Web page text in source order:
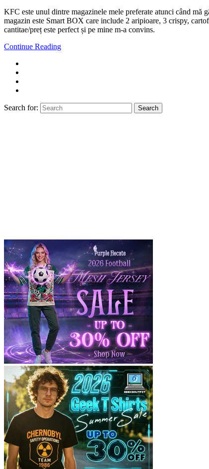
KFC este unul dintre magazinele mele preferate atunci când mă
magazin este Smart BOX care include 2 aripioare, 3 crispy,
cantitae/preț este perfect și pe mine m-a convins.
Continue Reading
Search for: Search